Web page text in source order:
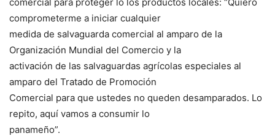
comprometerme a iniciar cualquier
medida de salvaguarda comercial al amparo de la
Organización Mundial del Comercio y la
activación de las salvaguardas agrícolas especiales al
amparo del Tratado de Promoción
Comercial para que ustedes no queden desamparados. Lo
repito, aquí vamos a consumir lo
panameño”.